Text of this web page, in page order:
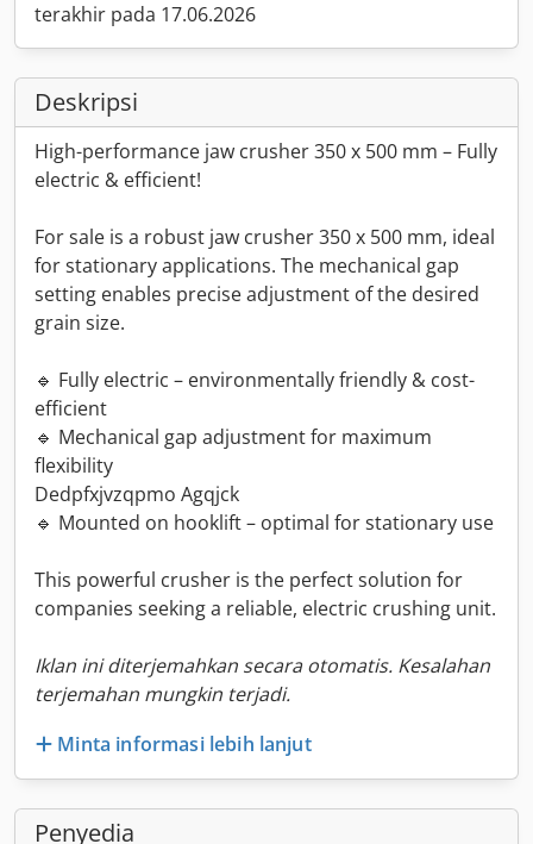
terakhir pada 17.06.2026
Deskripsi
High-performance jaw crusher 350 x 500 mm – Fully
electric & efficient!
For sale is a robust jaw crusher 350 x 500 mm, ideal
for stationary applications. The mechanical gap
setting enables precise adjustment of the desired
grain size.
🔹 Fully electric – environmentally friendly & cost-
efficient
🔹 Mechanical gap adjustment for maximum
flexibility
Dedpfxjvzqpmo Agqjck
🔹 Mounted on hooklift – optimal for stationary use
This powerful crusher is the perfect solution for
companies seeking a reliable, electric crushing unit.
Iklan ini diterjemahkan secara otomatis. Kesalahan
terjemahan mungkin terjadi.
Minta informasi lebih lanjut
Penyedia